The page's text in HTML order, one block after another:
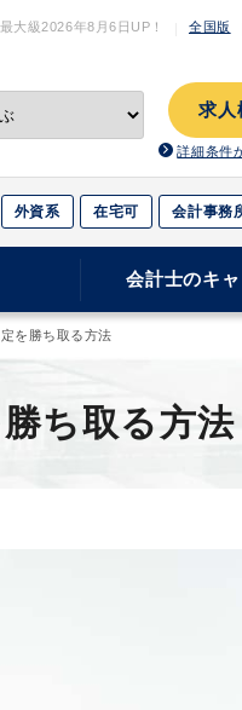
大級2026年8月6日 UP！ 全国版
求人
詳細条件
外資系 在宅可 会計事務
会計士のキ
を勝ち取る方法
ち取る方法